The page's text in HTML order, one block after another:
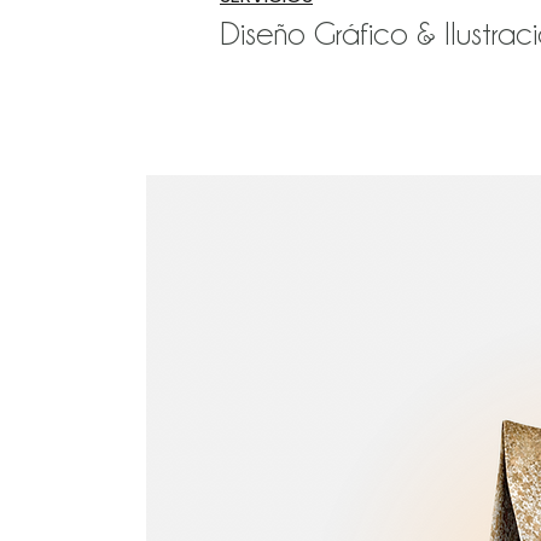
Diseño Gráfico &